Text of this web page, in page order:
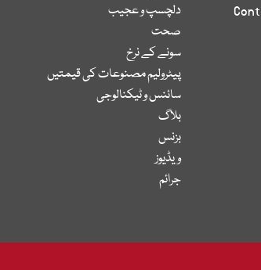
دلچسپ و عجیب
صحت
سونے کے نرخ
پیٹرولیم مصنوعات کی قیمتیں
سائنس و ٹیکنالوجی
بلاگ
بزنس
ویڈیوز
جرائم